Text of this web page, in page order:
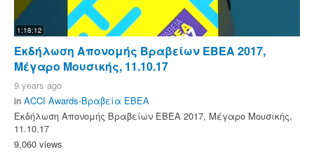
1:18:12
Εκδήλωση Απονομής Βραβείων ΕΒΕΑ 2017,
Μέγαρο Μουσικής, 11.10.17
9 years ago
in ACCI Awards-Βραβεία ΕΒΕΑ
Εκδήλωση Απονομής Βραβείων ΕΒΕΑ 2017, Μέγαρο Μουσικής,
11.10.17
9,060 views